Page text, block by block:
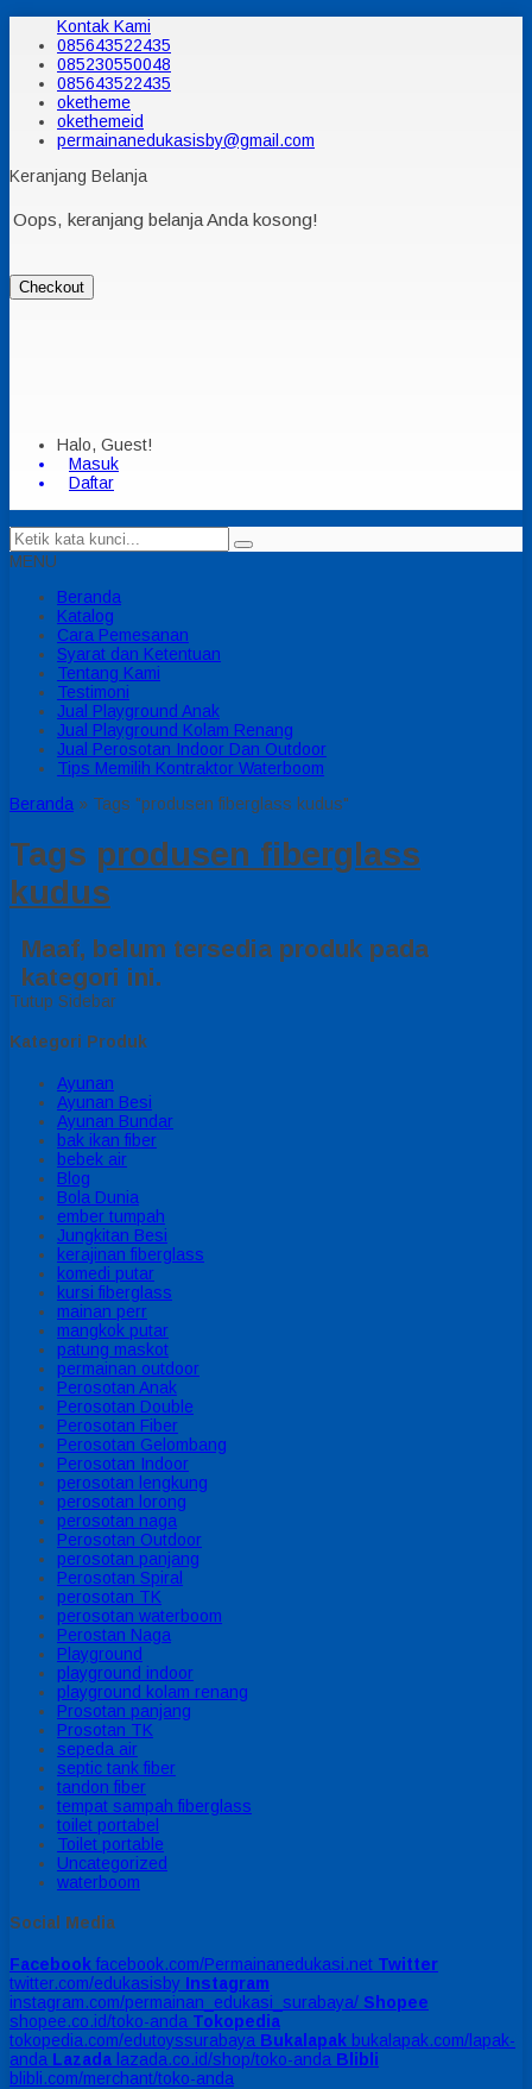
Kontak Kami
085643522435
085230550048
085643522435
oketheme
okethemeid
permainanedukasisby@gmail.com
Keranjang Belanja
Oops, keranjang belanja Anda kosong!
Checkout
Halo, Guest!
Masuk
Daftar
MENU
Beranda
Katalog
Cara Pemesanan
Syarat dan Ketentuan
Tentang Kami
Testimoni
Jual Playground Anak
Jual Playground Kolam Renang
Jual Perosotan Indoor Dan Outdoor
Tips Memilih Kontraktor Waterboom
Beranda » Tags "produsen fiberglass kudus"
Tags produsen fiberglass
kudus
Maaf, belum tersedia produk pada
kategori ini.
Tutup Sidebar
Kategori Produk
Ayunan
Ayunan Besi
Ayunan Bundar
bak ikan fiber
bebek air
Blog
Bola Dunia
ember tumpah
Jungkitan Besi
kerajinan fiberglass
komedi putar
kursi fiberglass
mainan perr
mangkok putar
patung maskot
permainan outdoor
Perosotan Anak
Perosotan Double
Perosotan Fiber
Perosotan Gelombang
Perosotan Indoor
perosotan lengkung
perosotan lorong
perosotan naga
Perosotan Outdoor
perosotan panjang
Perosotan Spiral
perosotan TK
perosotan waterboom
Perostan Naga
Playground
playground indoor
playground kolam renang
Prosotan panjang
Prosotan TK
sepeda air
septic tank fiber
tandon fiber
tempat sampah fiberglass
toilet portabel
Toilet portable
Uncategorized
waterboom
Social Media
Facebook facebook.com/Permainanedukasi.net Twitter
twitter.com/edukasisby Instagram
instagram.com/permainan_edukasi_surabaya/ Shopee
shopee.co.id/toko-anda Tokopedia
tokopedia.com/edutoyssurabaya Bukalapak bukalapak.com/lapak-
anda Lazada lazada.co.id/shop/toko-anda Blibli
blibli.com/merchant/toko-anda